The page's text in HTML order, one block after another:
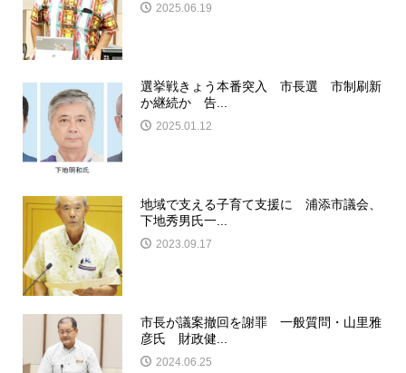
2025.06.19
選挙戦きょう本番突入 市長選 市制刷新
か継続か 告...
2025.01.12
地域で支える子育て支援に 浦添市議会、
下地秀男氏一...
2023.09.17
市長が議案撤回を謝罪 一般質問・山里雅
彦氏 財政健...
2024.06.25